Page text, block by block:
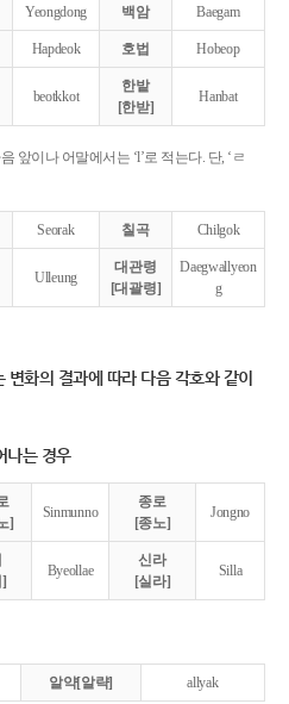
Yeongdong 백암 Baegam
Hapdeok 호법 Hobeop
beotkkot
한밭
[한받]
Hanbat
앞이나 어말에서는 ‘l’로 적는다. 단, ‘ㄹ
Seorak 칠곡 Chilgok
Ulleung
대관령
[대괄령]
Daegwallyeon
g
화의 결과에 따라 다음 각호와 같이
나는 경우
]
Sinmunno
종로
[종노]
Jongno
Byeollae
신라
[실라]
Silla
알약[알략] allyak